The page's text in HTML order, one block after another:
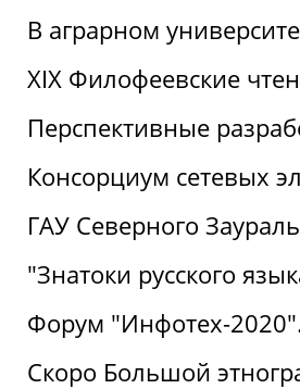
В аграрном
XIX Филофеевские
Перспективные
Консорциум сетевых
ГАУ Северного
"Знатоки русского
Форум "Инфотех-
Скоро Большой